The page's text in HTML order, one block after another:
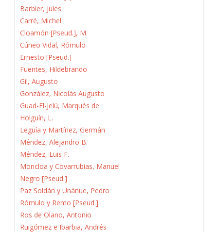
Barbier, Jules
Carré, Michel
Cloamón [Pseud.], M.
Cúneo Vidal, Rómulo
Ernesto [Pseud.]
Fuentes, Hildebrando
Gil, Augusto
González, Nicolás Augusto
Guad-El-Jelú, Marqués de
Holguín, L.
Leguía y Martínez, Germán
Méndez, Alejandro B.
Méndez, Luis F.
Moncloa y Covarrubias, Manuel
Negro [Pseud.]
Paz Soldán y Unánue, Pedro
Rómulo y Remo [Pseud.]
Ros de Olano, Antonio
Ruigómez e Ibarbia, Andrés